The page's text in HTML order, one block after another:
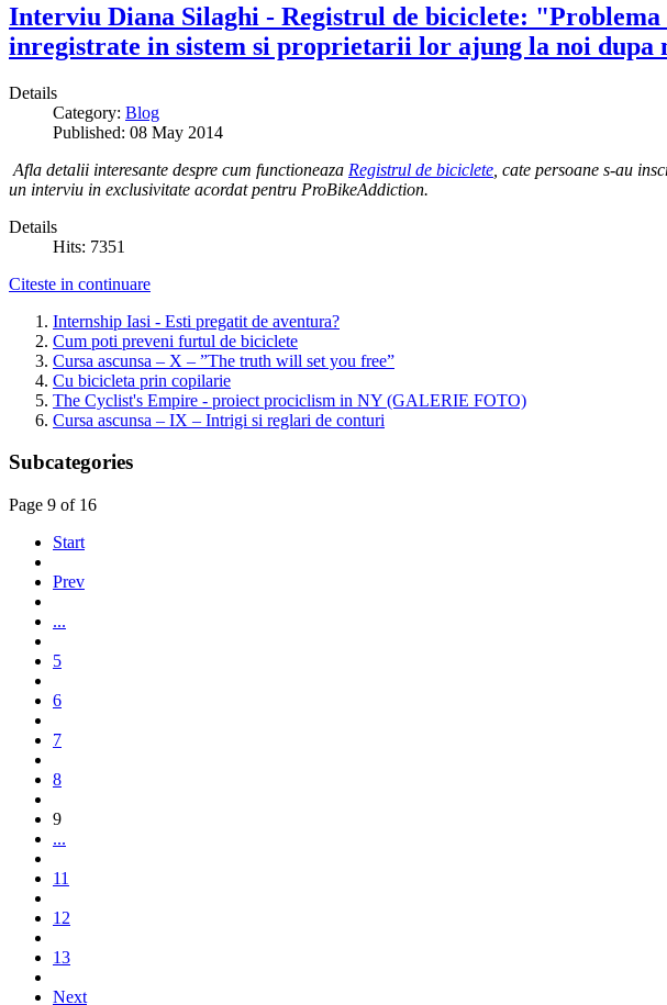
Interviu Diana Silaghi - Registrul de biciclete: "Problema
inregistrate in sistem si proprietarii lor ajung la noi
Details
Category: Blog
Published: 08 May 2014
Afla detalii interesante despre cum functioneaza Registrul de biciclete , cate persoane s-au
un interviu in exclusivitate acordat pentru ProBikeAddiction.
Details
Hits: 7351
Citeste in continuare
Internship Iasi - Esti pregatit de aventura?
Cum poti preveni furtul de biciclete
Cursa ascunsa – X – ”The truth will set you free”
Cu bicicleta prin copilarie
The Cyclist's Empire - proiect prociclism in NY (GALERIE FOTO)
Cursa ascunsa – IX – Intrigi si reglari de conturi
Subcategories
Page 9 of 16
Start
Prev
...
5
6
7
8
9
...
11
12
13
Next